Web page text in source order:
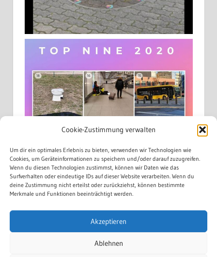
Cookie-Zustimmung verwalten
Um dir ein optimales Erlebnis zu bieten, verwenden wir Technologien wie
Cookies, um Geräteinformationen zu speichern und/oder darauf zuzugreifen.
Wenn du diesen Technologien zustimmst, können wir Daten wie das
Surfverhalten oder eindeutige IDs auf dieser Website verarbeiten. Wenn du
deine Zustimmung nicht erteilst oder zurückziehst, können bestimmte
Merkmale und Funktionen beeinträchtigt werden.
Akzeptieren
Ablehnen
Auf Instagram folgen